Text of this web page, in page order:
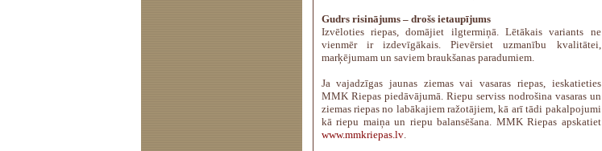
Gudrs risinājums – drošs ietaupījums
Izvēloties riepas, domājiet ilgtermiņā. Lētākais variants ne
vienmēr ir izdevīgākais. Pievērsiet uzmanību kvalitātei,
marķējumam un saviem braukšanas paradumiem.
Ja vajadzīgas jaunas ziemas vai vasaras riepas, ieskatieties
MMK Riepas piedāvājumā. Riepu serviss nodrošina vasaras un
ziemas riepas no labākajiem ražotājiem, kā arī tādi pakalpojumi
kā riepu maiņa un riepu balansēšana. MMK Riepas apskatiet
www.mmkriepas.lv.